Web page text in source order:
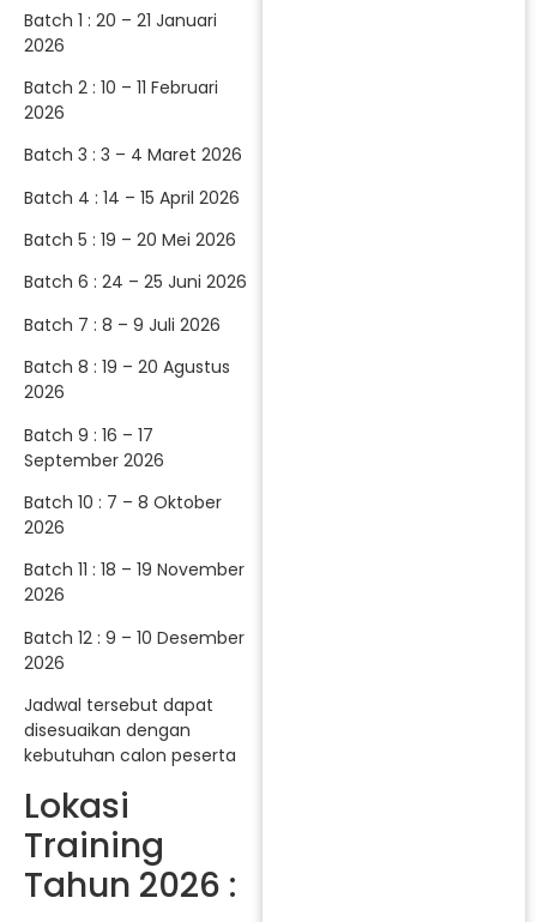
Batch 1 : 20 – 21 Januari
2026
Batch 2 : 10 – 11 Februari
2026
Batch 3 : 3 – 4 Maret 2026
Batch 4 : 14 – 15 April 2026
Batch 5 : 19 – 20 Mei 2026
Batch 6 : 24 – 25 Juni 2026
Batch 7 : 8 – 9 Juli 2026
Batch 8 : 19 – 20 Agustus
2026
Batch 9 : 16 – 17
September 2026
Batch 10 : 7 – 8 Oktober
2026
Batch 11 : 18 – 19 November
2026
Batch 12 : 9 – 10 Desember
2026
Jadwal tersebut dapat
disesuaikan dengan
kebutuhan calon peserta
Lokasi
Training
Tahun 2026 :